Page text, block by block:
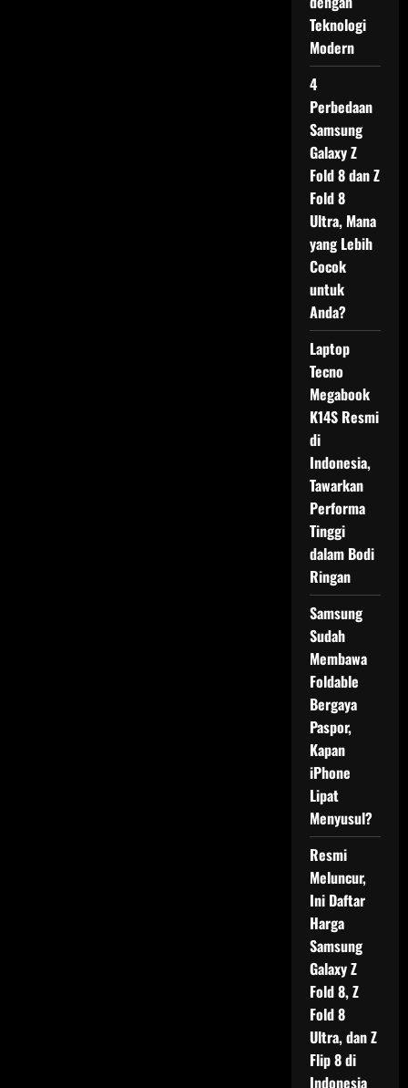
Teknologi
Modern
4
Perbedaan
Samsung
Galaxy Z
Fold 8 dan Z
Fold 8
Ultra, Mana
yang Lebih
Cocok
untuk
Anda?
Laptop
Tecno
Megabook
K14S Resmi
di
Indonesia,
Tawarkan
Performa
Tinggi
dalam Bodi
Ringan
Samsung
Sudah
Membawa
Foldable
Bergaya
Paspor,
Kapan
iPhone
Lipat
Menyusul?
Resmi
Meluncur,
Ini Daftar
Harga
Samsung
Galaxy Z
Fold 8, Z
Fold 8
Ultra, dan Z
Flip 8 di
Indonesia